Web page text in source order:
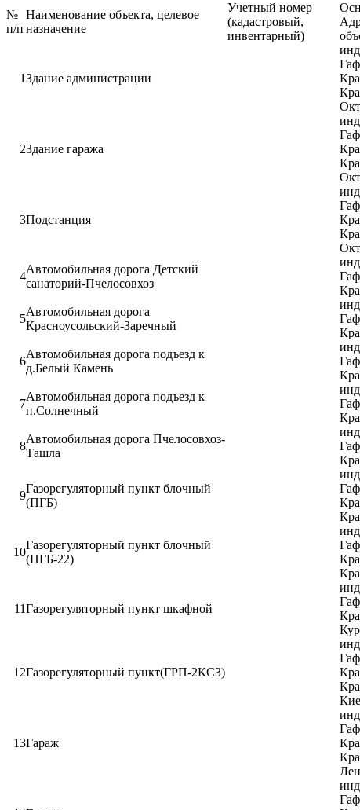
№
п/п
Наименование объекта, целевое
назначение
Учетный номер
(кадастровый,
инвентарный)
1Здание администрации
2Здание гаража
3Подстанция
4
Автомобильная дорога Детский
санаторий-Пчелосовхоз
5
Автомобильная дорога
Красноусольский-Заречный
6
Автомобильная дорога подъезд к
д.Белый Камень
7
Автомобильная дорога подъезд к
п.Солнечный
8
Автомобильная дорога Пчелосовхоз-
Ташла
9
Газорегуляторный пункт блочный
(ПГБ)
10
Газорегуляторный пункт блочный
(ПГБ-22)
11Газорегуляторный пункт шкафной
12Газорегуляторный пункт(ГРП-2КСЗ)
13Гараж